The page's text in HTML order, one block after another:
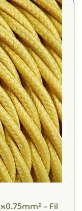
- Fil